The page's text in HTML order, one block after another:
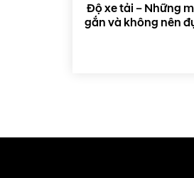
Độ xe tải – Những
gắn và không nên